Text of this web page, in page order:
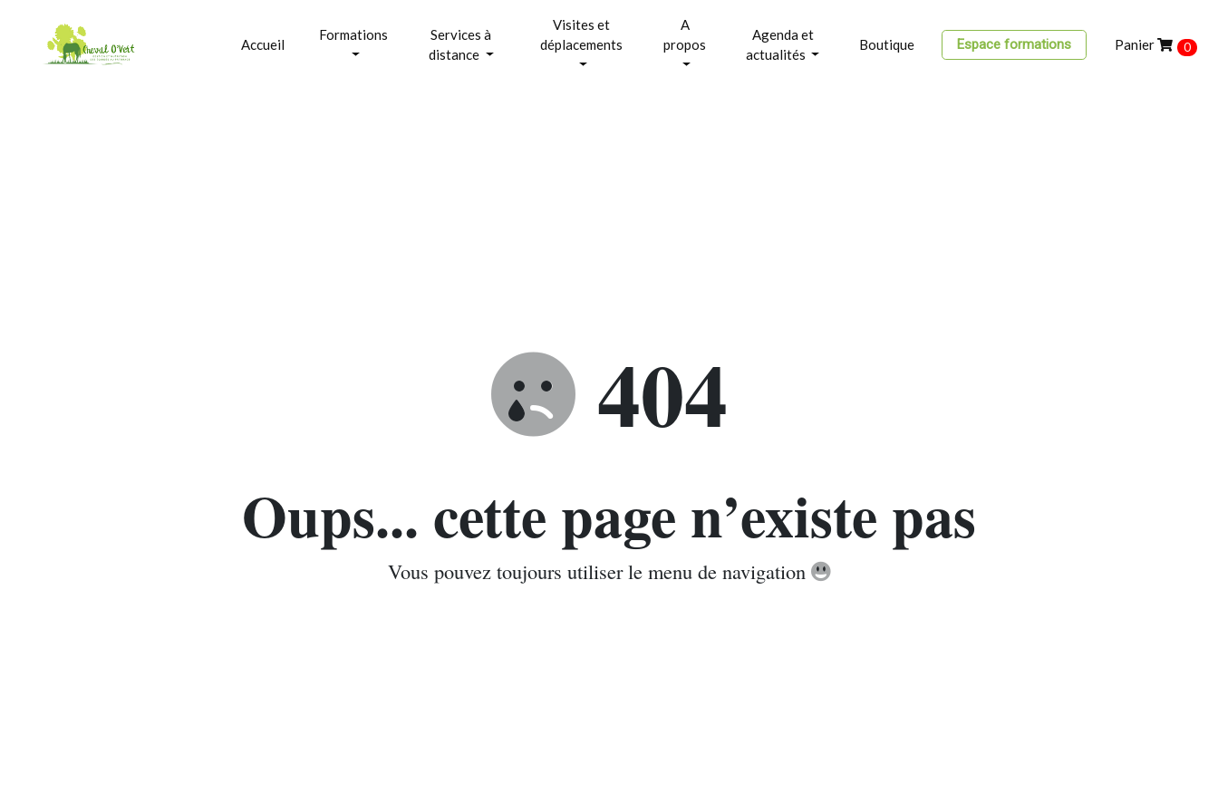
Accueil
Formations
Services à
distance
Visites et
déplacements
A
propos
Agenda et
actualités
Boutique Espace formations Panier 0
404
Oups... cette page n’existe pas
Vous pouvez toujours utiliser le menu de navigation